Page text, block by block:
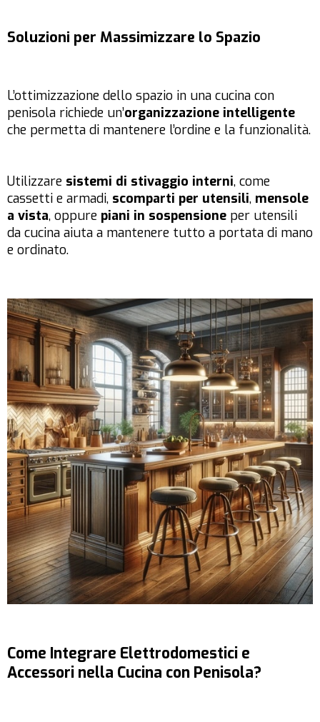
Soluzioni per Massimizzare lo Spazio
L’ottimizzazione dello spazio in una cucina con
penisola richiede un’organizzazione intelligente
che permetta di mantenere l’ordine e la funzionalità.
Utilizzare sistemi di stivaggio interni, come
cassetti e armadi, scomparti per utensili, mensole
a vista, oppure piani in sospensione per utensili
da cucina aiuta a mantenere tutto a portata di mano
e ordinato.
Come Integrare Elettrodomestici e
Accessori nella Cucina con Penisola?